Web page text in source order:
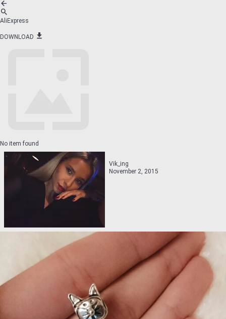
AliExpress
DOWNLOAD
No item found
Vik_ing
November 2, 2015